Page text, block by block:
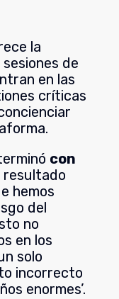
la
de
en las
críticas
con
resultado
hemos
del
no
en los
solo
incorrecto
enormes’.